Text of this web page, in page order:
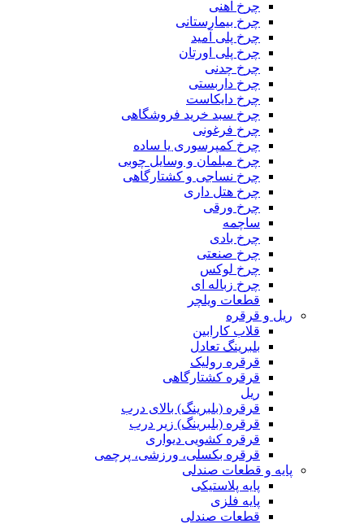
چرخ آهنی
چرخ بیمارستانی
چرخ پلی آمید
چرخ پلی اورتان
چرخ چدنی
چرخ داربستی
چرخ دایکاست
چرخ سبد خرید فروشگاهی
چرخ فرغونی
چرخ کمپرسوری یا ساده
چرخ مبلمان و وسایل چوبی
چرخ نساجی و کشتارگاهی
چرخ هتل داری
چرخ ورقی
ساچمه
چرخ بادی
چرخ صنعتی
چرخ لوکس
چرخ زباله ای
قطعات ویلچر
ریل و قرقره
قلاب کارابین
بلبرینگ تعادل
قرقره رولیک
قرقره کشتارگاهی
ریل
قرقره (بلبرینگ) بالای درب
قرقره (بلبرینگ) زیر درب
قرقره کشویی دیواری
قرقره بکسلی، ورزشی، پرچمی
پایه و قطعات صندلی
پایه پلاستیکی
پایه فلزی
قطعات صندلی